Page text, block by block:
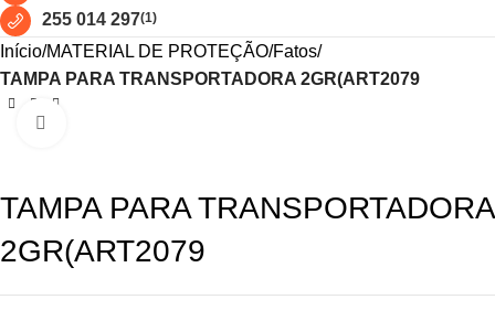
255 014 297(1)
Início MATERIAL DE PROTEÇÃO Fatos
TAMPA PARA TRANSPORTADORA 2GR(ART2079
TAMPA PARA TRANSPORTADORA
2GR(ART2079